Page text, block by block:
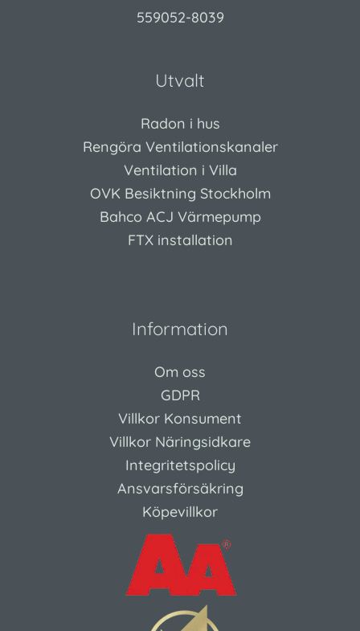
559052-8039
Utvalt
Radon i hus
Rengöra Ventilationskanaler
Ventilation i Villa
OVK Besiktning Stockholm
Bahco ACJ Värmepump
FTX installation
Information
Om oss
GDPR
Villkor Konsument
Villkor Näringsidkare
Integritetspolicy
Ansvarsförsäkring
Köpevillkor